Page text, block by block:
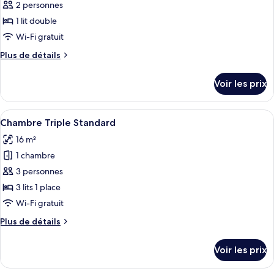
pour
ce
type
chambre :
2 personnes
1 lit double
Wi-Fi gratuit
Plus de détails
Plus
le
type
de
Chambre
Standard
Voir les prix
Afficher
toutes
les
photos
pour
ce
type
chambre :
Standard
Une chambre d’hôtel avec deux
13
Chambre Triple Standard
16 m²
1 chambre
3 personnes
3 lits 1 place
Wi-Fi gratuit
Plus de détails
Plus
le
Voir les prix